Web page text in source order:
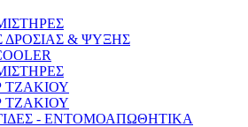
ΔΡΟΣΙΑΣ & ΨΥΞΗΣ
ΤΖΑΚΙΟΥ
ΤΖΑΚΙΟΥ
- ΕΝΤΟΜΟΑΠΩΘΗΤΙΚΑ